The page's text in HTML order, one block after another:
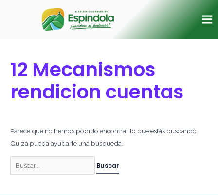
12 Mecanismos
rendicion cuentas
Parece que no hemos podido encontrar lo que estás buscando.
Quizá pueda ayudarte una búsqueda.